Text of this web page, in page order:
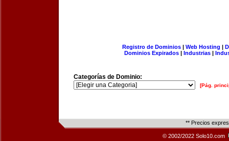
Registro de Dominios| Web Hosting |
Dominios Expirados | Industrias |
Categorías de Dominio:
[Pág.
** Precios
© 2002/2022 Solo10.com